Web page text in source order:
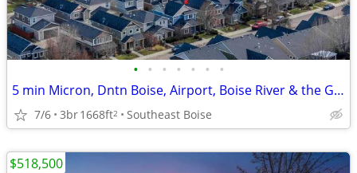
• • • • • • •
5 min Micron, Dntn Boise, Airport, Boise River & the Greenbelt
7/6 3br1668ft2 Southeast Boise
$518,500